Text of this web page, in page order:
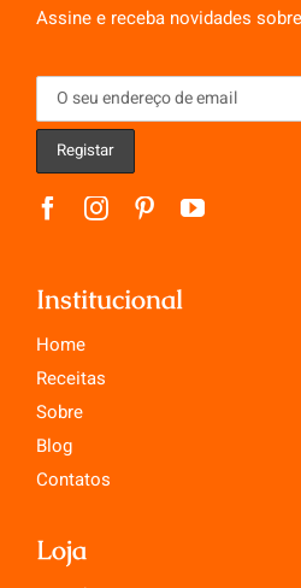
Assine e receba novidades
Institucional
Home
Receitas
Sobre
Blog
Contatos
Loja